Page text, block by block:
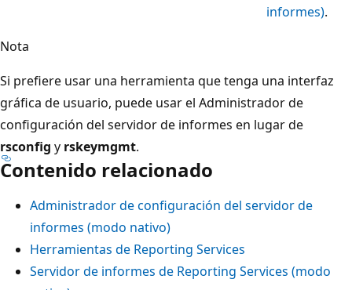
informes).
Nota
Si prefiere usar una herramienta que tenga una interfaz
gráfica de usuario, puede usar el Administrador de
configuración del servidor de informes en lugar de
rsconfig y rskeymgmt.
Contenido relacionado
Administrador de configuración del servidor de
informes (modo nativo)
Herramientas de Reporting Services
Servidor de informes de Reporting Services (modo